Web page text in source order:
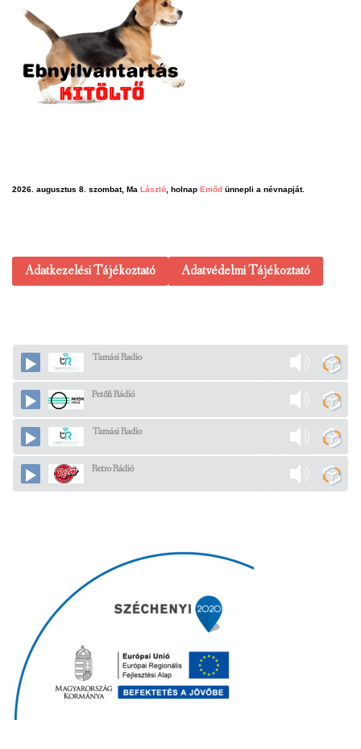
2026. augusztus 8. szombat, Ma László, holnap Emőd ünnepli a névnapját.
Adatkezelési Tájékoztató Adatvédelmi Tájékoztató
Tamási Radio
Petőfi Rádió
Tamási Radio
Retro Rádió